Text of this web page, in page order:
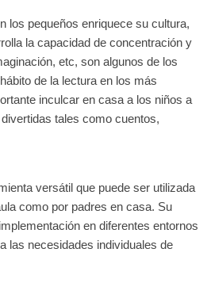
los pequeños enriquece su cultura,
la capacidad de concentración y
etc, son algunos de los
de la lectura en los más
inculcar en casa a los niños a
tales como cuentos,
versátil que puede ser utilizada
como por padres en casa. Su
en diferentes entornos
las necesidades individuales de